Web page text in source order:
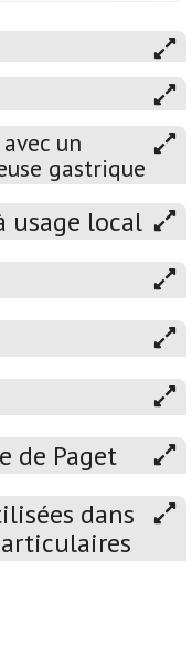
un
gastrique
usage local
de Paget
dans